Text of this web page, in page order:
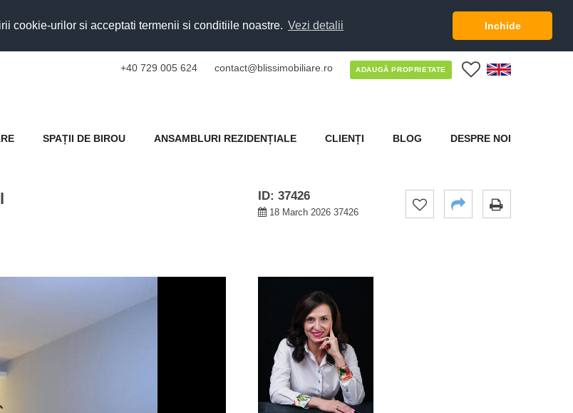
cookie-urilor si acceptati termenii si conditiile noastre. Vezi detalii Inchide
+40 729 005 624 contact@blissimobiliare.ro ADAUGĂ PROPRIETATE
SPAȚII DE BIROU ANSAMBLURI REZIDENȚIALE CLIENȚI BLOG DESPRE NOI
ID: 37426
18 March 2026 37426